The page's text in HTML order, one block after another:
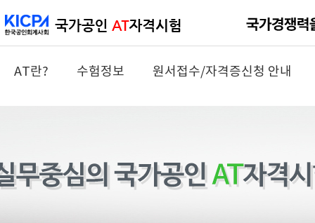
AT란? 수험정보 원서접수/자격증신청 안내